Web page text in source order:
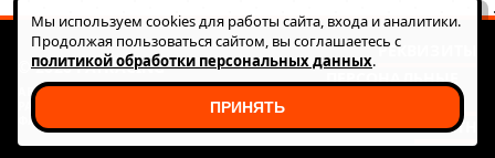
© 2026 FATRACING
АВТОНОМНАЯ НЕКОММЕРЧЕСКАЯ ОРГАНИЗАЦИЯ
РАЗВИТИЯ ВЕЛОСИПЕДНОГО ДВИЖЕНИЯ "КЛУБ
ФАТ РЭЙСИНГ (ГОНКИ)"
РЕКВИЗИТЫ
ПЕРСОНАЛЬНЫЕ
HEALTH
Мы используем cookies для работы сайта, входа и аналитики.
Продолжая пользоваться сайтом, вы соглашаетесь с
политикой обработки персональных данных.
ПРИНЯТЬ